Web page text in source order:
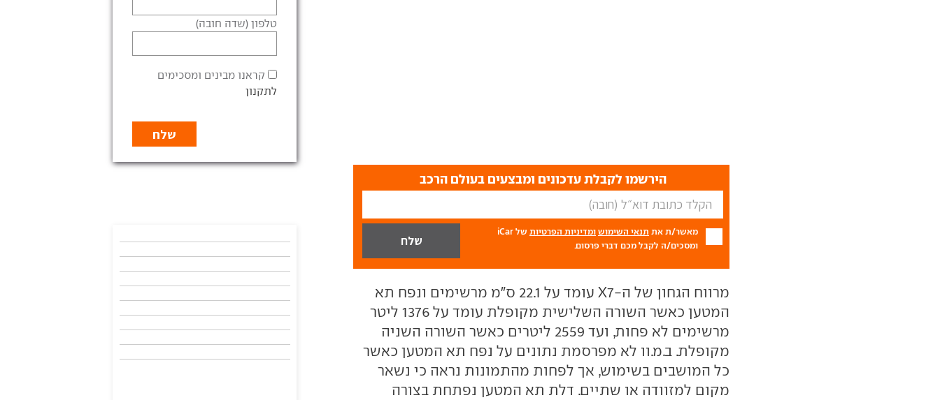
הירשמו לקבלת עדכונים ומבצעים בעולם הרכב
מאשר/ת את תנאי השימוש ומדיניות הפרטיות
של iCar
ומסכים/ה לקבל מכם דברי פרסום.
מרווח הגחון של ה-X7 עומד על 22.1 ס"מ מרשימים ונפח תא
המטען כאשר השורה השלישית מקופלת עומד על 1376 ליטר
מרשימים לא פחות, ועד 2559 ליטרים כאשר השורה השניה
מקופלת. ב.מ.וו לא מפרסמת נתונים על נפח תא המטען כאשר
כל המושבים בשימוש, אך לפחות מהתמונות נראה כי נשאר
מקום למזוודה או שתיים. דלת תא המטען נפתחת בצורה
טלפון (שדה חובה)
קראנו מבינים ומסכימים
לתקנון